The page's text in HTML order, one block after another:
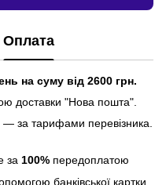
Оплата
на суму від 2600 грн.
доставки "Нова пошта".
за тарифами перевізника.
за 100% передоплатою
банківської картки